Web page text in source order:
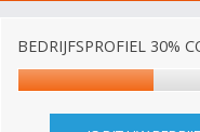
BEDRIJFSPROFIEL 30%